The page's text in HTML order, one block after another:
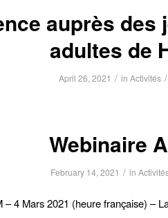
auprès des
adultes de
April 26, 2021 / in Activités /
Webinaire
February 14, 2021 / in
– 4 Mars 2021 (heure française) –